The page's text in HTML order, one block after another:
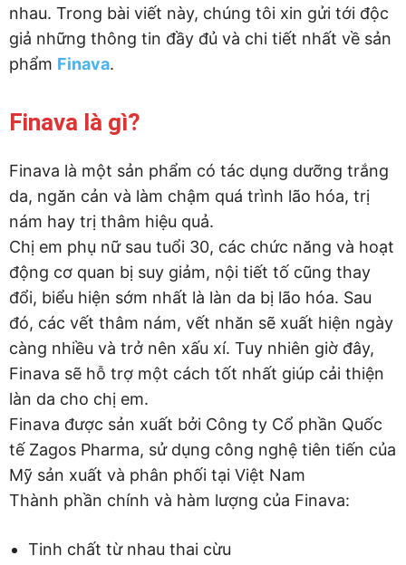
nhau. Trong bài viết này, chúng tôi xin gửi tới độc
giả những thông tin đầy đủ và chi tiết nhất về sản
phẩm Finava.
Finava là gì?
Finava là một sản phẩm có tác dụng dưỡng trắng
da, ngăn cản và làm chậm quá trình lão hóa, trị
nám hay trị thâm hiệu quả.
Chị em phụ nữ sau tuổi 30, các chức năng và hoạt
động cơ quan bị suy giảm, nội tiết tố cũng thay
đổi, biểu hiện sớm nhất là làn da bị lão hóa. Sau
đó, các vết thâm nám, vết nhăn sẽ xuất hiện ngày
càng nhiều và trở nên xấu xí. Tuy nhiên giờ đây,
Finava sẽ hỗ trợ một cách tốt nhất giúp cải thiện
làn da cho chị em.
Finava được sản xuất bởi Công ty Cổ phần Quốc
tế Zagos Pharma, sử dụng công nghệ tiên tiến của
Mỹ sản xuất và phân phối tại Việt Nam
Thành phần chính và hàm lượng của Finava:
Tinh chất từ nhau thai cừu